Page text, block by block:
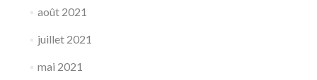
août 2021
juillet 2021
mai 2021